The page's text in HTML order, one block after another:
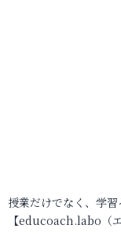
授業だけでなく、学
【educoach.labo（